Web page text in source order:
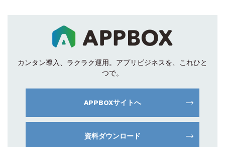
カンタン導入、ラクラク運用。 アプリビジネスを、これひと
つで。
APPBOXサイトへ
資料ダウンロード